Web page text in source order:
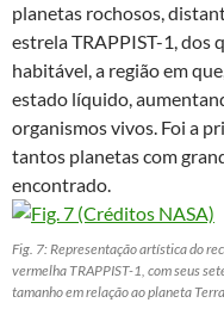
planetas rochosos,
estrela TRAPPIST-1, dos
habitável, a região em
estado líquido,
organismos vivos. Foi a
tantos planetas com
encontrado.
Fig. 7: Representação artística do
vermelha TRAPPIST-1, com seus
tamanho em relação ao planeta